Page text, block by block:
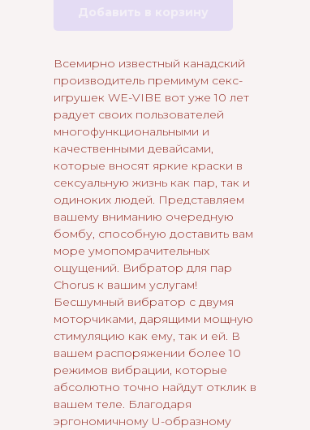
Всемирно известный канадский
производитель премимум секс-
игрушек WE-VIBE вот уже 10 лет
радует своих пользователей
многофункциональными и
качественными девайсами,
которые вносят яркие краски в
сексуальную жизнь как пар, так и
одиноких людей. Представляем
вашему вниманию очередную
бомбу, способную доставить вам
море умопомрачительных
ощущений. Вибратор для пар
Chorus к вашим услугам!
Бесшумный вибратор с двумя
моторчиками, дарящими мощную
стимуляцию как ему, так и ей. В
вашем распоряжении более 10
режимов вибрации, которые
абсолютно точно найдут отклик в
вашем теле. Благодаря
эргономичному U-образному